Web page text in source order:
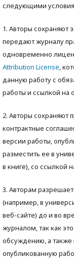
следующими
1. Авторы сохраняют
передают журналу
одновременно
Attribution License,
данную работу с
работы и ссылкой на
2. Авторы сохраняют
контрактные
версии работы,
разместить ее в
в книге), со ссылкой
3. Авторам
(например, в
веб-сайте) до и во
журналом, так как
обсуждению, а также
опубликованную